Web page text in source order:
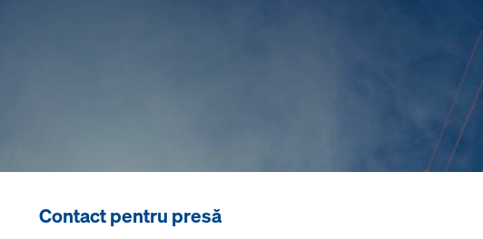
Contact pentru presă